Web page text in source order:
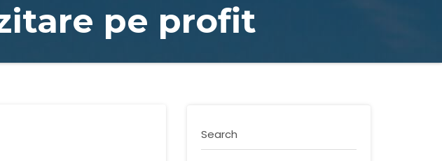
pe profit
Search